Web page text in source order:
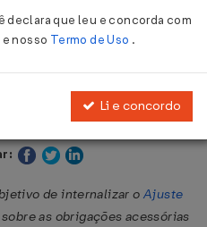
22/08/2023
- PR em 22 ago 2023
de internalizar o Ajuste
as obrigações acessórias
declara que leu e concorda com
e nosso Termo de Uso .
Li e concordo